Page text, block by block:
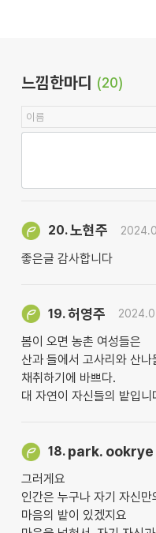
느낌한마디 (20)
20.노현주
좋은글 감사합니다
19.허영주
봄이 오면 농촌 여성들은
산과 들에서 고사리와 산나
채취하기에 바쁘다.
대 자연이 자신들의 밭입니
18. park. ookrye
그러게요
인간은 누구나 자기 자신만
마음의 밭이 있겠지요